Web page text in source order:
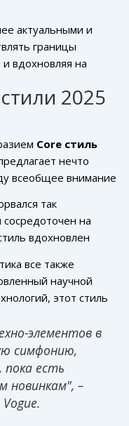
актуальными и
границы
вдохновляя на
смену
для каждого находит
мира. Это
2025
Core стиль
нечто
всеобщее внимание
среди
деликатные тона
минимализм
несовершенства
и
так
на
вдохновлен
льняные ткани и
является
и расцветок,
подстилки или хвои
все также
научной
этот стиль
с металлическим
стиле
и более эффектные,
чувствовать себя
элементов в
симфонию,
пока есть
новинкам", –